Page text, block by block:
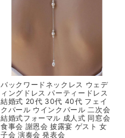
バックワードネックレス ウェデ
ィングドレス パーティードレス
結婚式 20代 30代 40代 フェイ
クパール ウインクパール 二次会
結婚式フォーマル 成人式 同窓会
食事会 謝恩会 披露宴 ゲスト 女
子会 演奏会 発表会